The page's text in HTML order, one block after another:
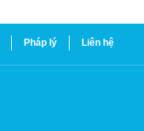
Pháp lý Liên hệ